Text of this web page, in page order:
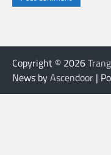
Copyright © 2026
News byAscendoor |